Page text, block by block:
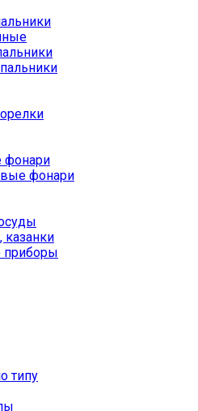
фонари
фонари
казанки
приборы
типу